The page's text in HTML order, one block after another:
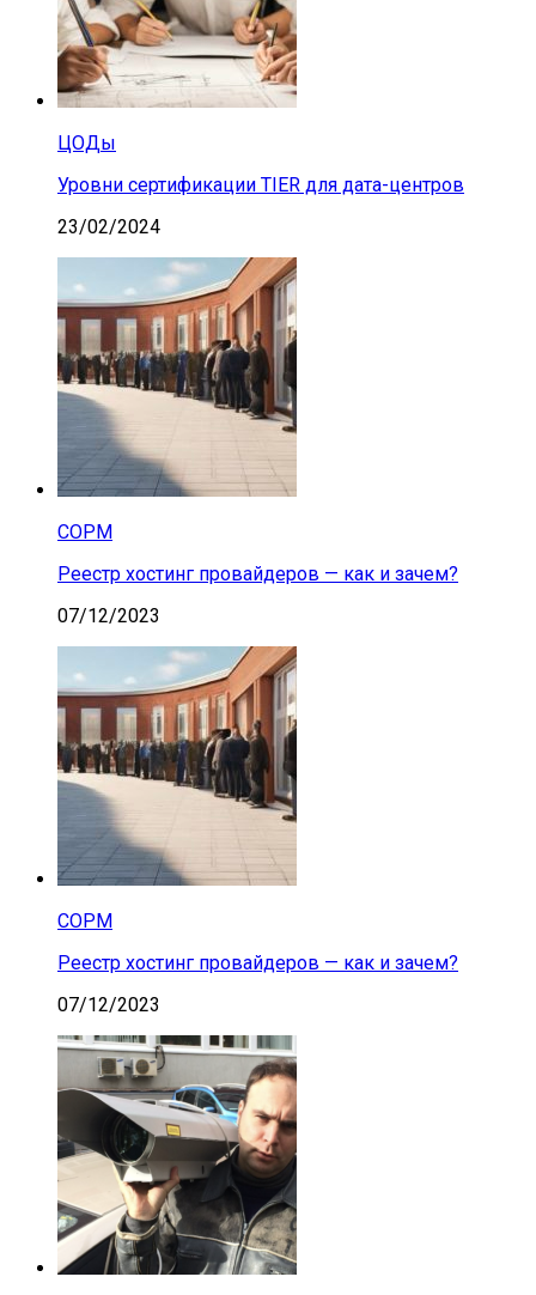
ЦОДы
Уровни сертификации TIER для дата-центров
23/02/2024
СОРМ
Реестр хостинг провайдеров — как и зачем?
07/12/2023
СОРМ
Реестр хостинг провайдеров — как и зачем?
07/12/2023